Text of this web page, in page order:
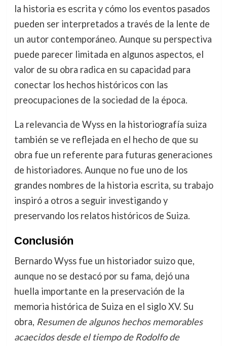
la historia es escrita y cómo los eventos pasados
pueden ser interpretados a través de la lente de
un autor contemporáneo. Aunque su perspectiva
puede parecer limitada en algunos aspectos, el
valor de su obra radica en su capacidad para
conectar los hechos históricos con las
preocupaciones de la sociedad de la época.
La relevancia de Wyss en la historiografía suiza
también se ve reflejada en el hecho de que su
obra fue un referente para futuras generaciones
de historiadores. Aunque no fue uno de los
grandes nombres de la historia escrita, su trabajo
inspiró a otros a seguir investigando y
preservando los relatos históricos de Suiza.
Conclusión
Bernardo Wyss fue un historiador suizo que,
aunque no se destacó por su fama, dejó una
huella importante en la preservación de la
memoria histórica de Suiza en el siglo XV. Su
obra, Resumen de algunos hechos memorables
acaecidos desde el tiempo de Rodolfo de